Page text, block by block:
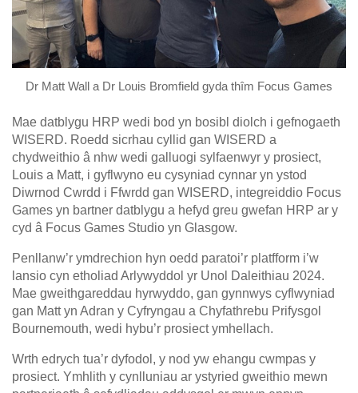
Dr Matt Wall a Dr Louis Bromfield gyda thîm Focus Games
Mae datblygu HRP wedi bod yn bosibl diolch i gefnogaeth
WISERD. Roedd sicrhau cyllid gan WISERD a
chydweithio â nhw wedi galluogi sylfaenwyr y prosiect,
Louis a Matt, i gyflwyno eu cysyniad cynnar yn ystod
Diwrnod Cwrdd i Ffwrdd gan WISERD, integreiddio Focus
Games yn bartner datblygu a hefyd greu gwefan HRP ar y
cyd â Focus Games Studio yn Glasgow.
Penllanw’r ymdrechion hyn oedd paratoi’r platfform i’w
lansio cyn etholiad Arlywyddol yr Unol Daleithiau 2024.
Mae gweithgareddau hyrwyddo, gan gynnwys cyflwyniad
gan Matt yn Adran y Cyfryngau a Chyfathrebu Prifysgol
Bournemouth, wedi hybu’r prosiect ymhellach.
Wrth edrych tua’r dyfodol, y nod yw ehangu cwmpas y
prosiect. Ymhlith y cynlluniau ar ystyried gweithio mewn